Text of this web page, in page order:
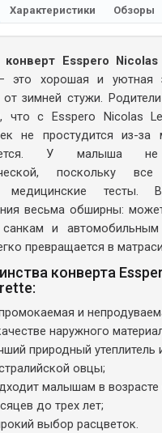
Характеристики Обзоры
Esspero Nicolas
это хорошая и уютная
зимней стужи.
что с Esspero Nicolas
не простудится из-за
У малыша не
поскольку все
медицинские тесты.
весьма обширны:
и
превращается в
конверта
и
наружного
природный утеплитель
овцы;
малышам в возрасте
до трех лет;
выбор расцветок.